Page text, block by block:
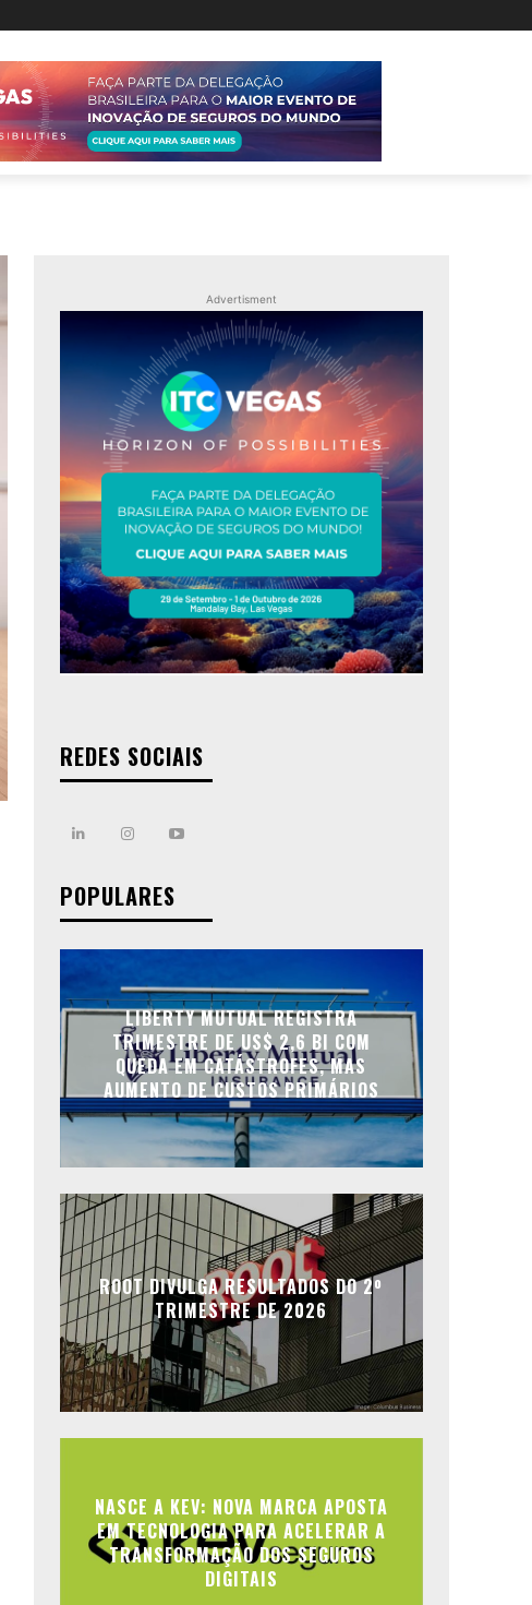
Advertisment
REDES SOCIAIS
POPULARES
LIBERTY MUTUAL REGISTRA
TRIMESTRE DE US$ 2,6 BI COM
QUEDA EM CATÁSTROFES, MAS
AUMENTO DE CUSTOS PRIMÁRIOS
ROOT DIVULGA RESULTADOS DO 2º
TRIMESTRE DE 2026
NASCE A KEV: NOVA MARCA APOSTA
EM TECNOLOGIA PARA ACELERAR A
TRANSFORMAÇÃO DOS SEGUROS
DIGITAIS